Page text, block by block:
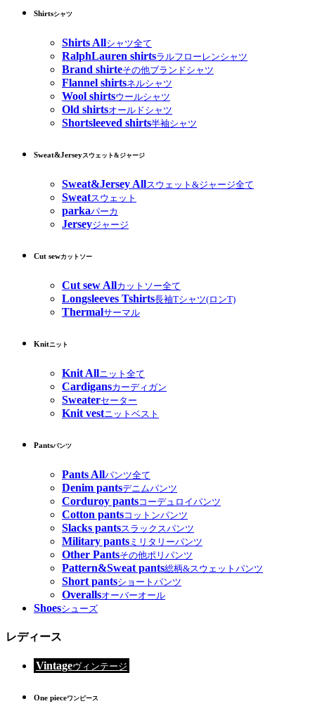
Shirtsシャツ
Shirts Allシャツ全て
RalphLauren shirtsラルフローレンシャツ
Brand shirteその他ブランドシャツ
Flannel shirtsネルシャツ
Wool shirtsウールシャツ
Old shirtsオールドシャツ
Shortsleeved shirts半袖シャツ
Sweat&Jerseyスウェット&ジャージ
Sweat&Jersey Allスウェット&ジャージ全て
Sweatスウェット
parkaパーカ
Jerseyジャージ
Cut sewカットソー
Cut sew Allカットソー全て
Longsleeves Tshirts長袖Tシャツ(ロンT)
Thermalサーマル
Knitニット
Knit Allニット全て
Cardigansカーディガン
Sweaterセーター
Knit vestニットベスト
Pantsパンツ
Pants Allパンツ全て
Denim pantsデニムパンツ
Corduroy pantsコーデュロイパンツ
Cotton pantsコットンパンツ
Slacks pantsスラックスパンツ
Military pants ミリタリーパンツ
Other Pantsその他ポリパンツ
Pattern&Sweat pants総柄&スウェットパンツ
Short pantsショートパンツ
Overallsオーバーオール
Shoesシューズ
レディース
Vintageヴィンテージ
One pieceワンピース